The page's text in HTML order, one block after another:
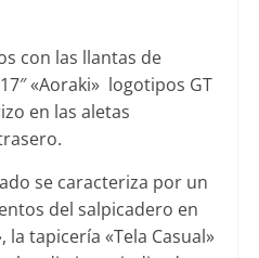
con las llantas de
«Aoraki» logotipos GT
en las aletas
se caracteriza por un
del salpicadero en
tapicería «Tela Casual»